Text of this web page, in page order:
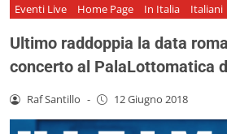
Eventi Live Home Page In Italia Italiani
Ultimo raddoppia la data
concerto al PalaLottomatica
Raf Santillo - 12 Giugno 2018